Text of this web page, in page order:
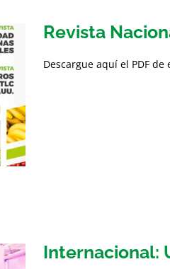
Revista
Descargue aquí el PDF de
Internacional: